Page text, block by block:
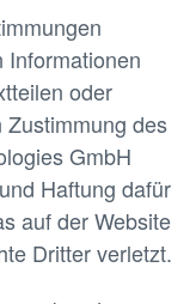
Informationen
oder
des
GmbH
Haftung dafür
auf der Website
Dritter verletzt.